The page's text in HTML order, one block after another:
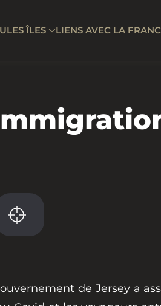
LES ÎLES LIENS AVEC LA
de Jersey a